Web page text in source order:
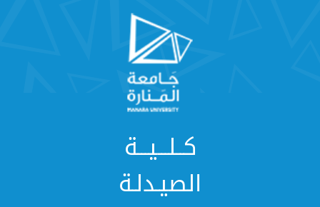
كــلـــيـــة
الصيـدلـة